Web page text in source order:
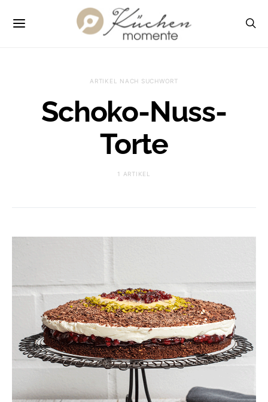
ARTIKEL NACH SUCHWORT
Schoko-Nuss-
Torte
1 ARTIKEL